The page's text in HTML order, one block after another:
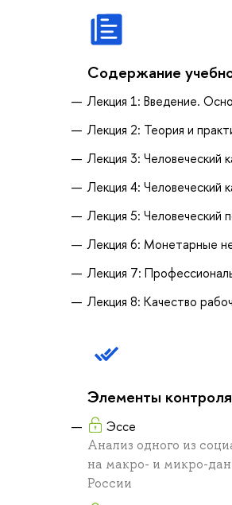
Содержание
Лекция 1: Введение.
Лекция 2: Теория и
Лекция 3: Человеческий
Лекция 4: Человеческий
Лекция 5: Человеческий
Лекция 6: Монетарные
Лекция 7:
Лекция 8: Качество
Элементы контроля
Эссе
Анализ одного из
на макро- и микро-
России